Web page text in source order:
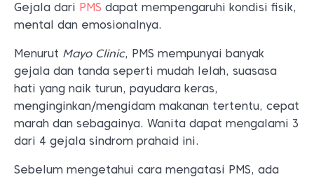
Gejala dari PMS dapat mempengaruhi kondisi fisik,
mental dan emosionalnya.
Menurut Mayo Clinic, PMS mempunyai banyak
gejala dan tanda seperti mudah lelah, suasasa
hati yang naik turun, payudara keras,
menginginkan/mengidam makanan tertentu, cepat
marah dan sebagainya. Wanita dapat mengalami 3
dari 4 gejala sindrom prahaid ini.
Sebelum mengetahui cara mengatasi PMS, ada